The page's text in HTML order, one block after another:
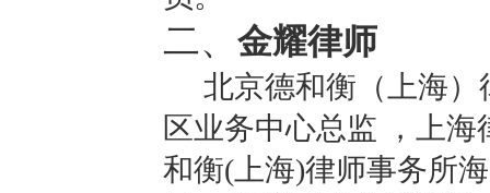
二、 金耀律师
北京德和衡（上海
区业务中心总监 ，上
和衡(上海)律师事务所